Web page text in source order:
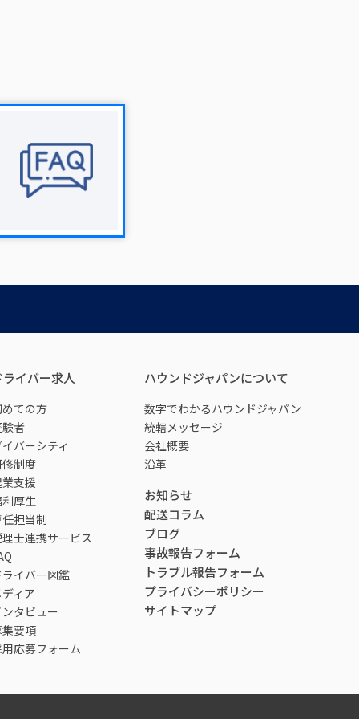
ライバー求人
ての方
者
バーシティ
制度
支援
厚生
担当制
士連携サービス
イバー図鑑
ィア
タビュー
要項
応募フォーム
ハウンドジャパンについて
数字でわかるハウンドジャパン
統轄メッセージ
会社概要
沿革
お知らせ
配送コラム
ブログ
事故報告フォーム
トラブル報告フォーム
プライバシーポリシー
サイトマップ